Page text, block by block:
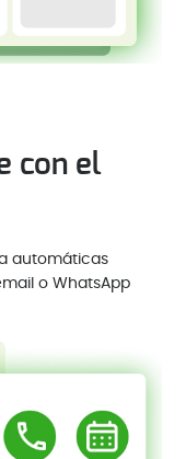
con el
automáticas
o WhatsApp